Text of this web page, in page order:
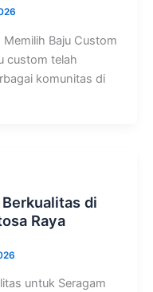
Baju Custom
custom telah
komunitas di
di
Raya
untuk Seragam